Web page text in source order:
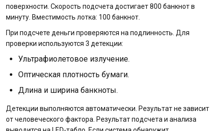
поверхности. Скорость подсчета достигает 800 банкнот в
минуту. Вместимость лотка: 100 банкнот.
При подсчете деньги проверяются на подлинность. Для
проверки используются 3 детекции:
Ультрафиолетовое излучение.
Оптическая плотность бумаги.
Длина и ширина банкноты.
Детекции выполняются автоматически. Результат не зависит
от человеческого фактора. Результат подсчета и анализа